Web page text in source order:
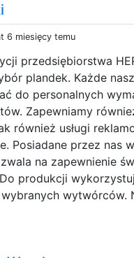
6 miesięcy temu
przedsiębiorstwa
plandek. Każde
do personalnych
Zapewniamy
również usługi
Posiadane przez nas
na zapewnienie
produkcji
wybranych wytwórców.